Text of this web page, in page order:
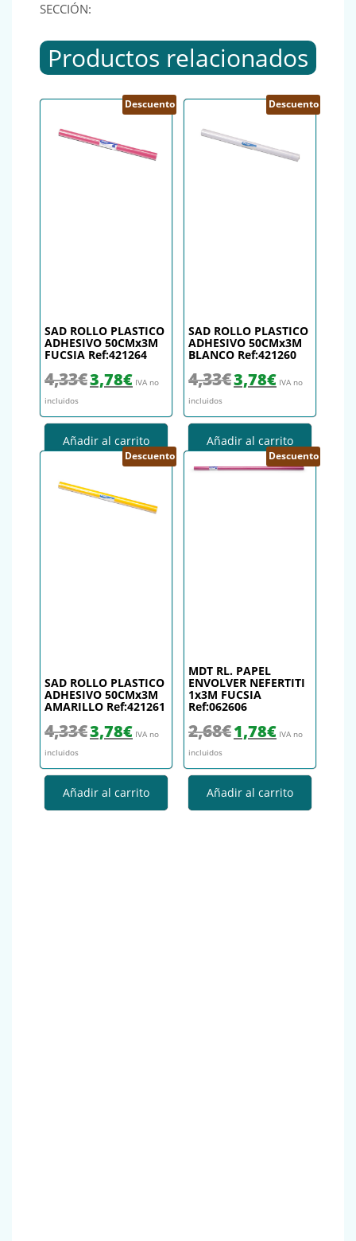
SECCIÓN:
Productos relacionados
Descuento
SAD ROLLO PLASTICO
ADHESIVO 50CMx3M
FUCSIA Ref:421264
4,33€ El precio original era: 4,33€.
3,78€El precio actual es: 3,78€.
IVA no
incluidos
Añadir al carrito
Descuento
SAD ROLLO PLASTICO
ADHESIVO 50CMx3M
BLANCO Ref:421260
4,33€ El precio original era: 4,33€.
3,78€El precio actual
IVA no
incluidos
Añadir al carrito
Descuento
SAD ROLLO PLASTICO
ADHESIVO 50CMx3M
AMARILLO Ref:421261
4,33€ El precio original era: 4,33€.
3,78€El precio actual es: 3,78€.
IVA no
incluidos
Añadir al carrito
Descuento
MDT RL. PAPEL
ENVOLVER NEFERTITI
1x3M FUCSIA
Ref:062606
2,68€ El precio original era: 2,68€.
1,78€El precio actual
IVA no
incluidos
Añadir al carrito